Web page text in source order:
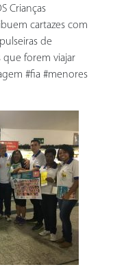
Crianças
cartazes com
de
que forem viajar
#fia #menores